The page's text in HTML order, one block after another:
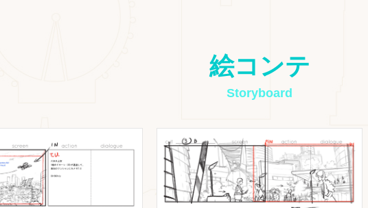
絵コンテ
Storyboard